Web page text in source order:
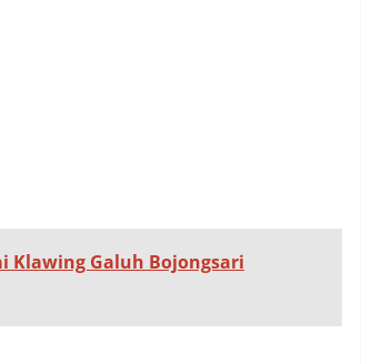
Klawing Galuh Bojongsari